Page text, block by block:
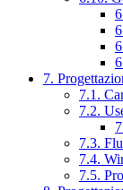
7.
7.1.
7.2.
7.3.
7.4.
7.5.